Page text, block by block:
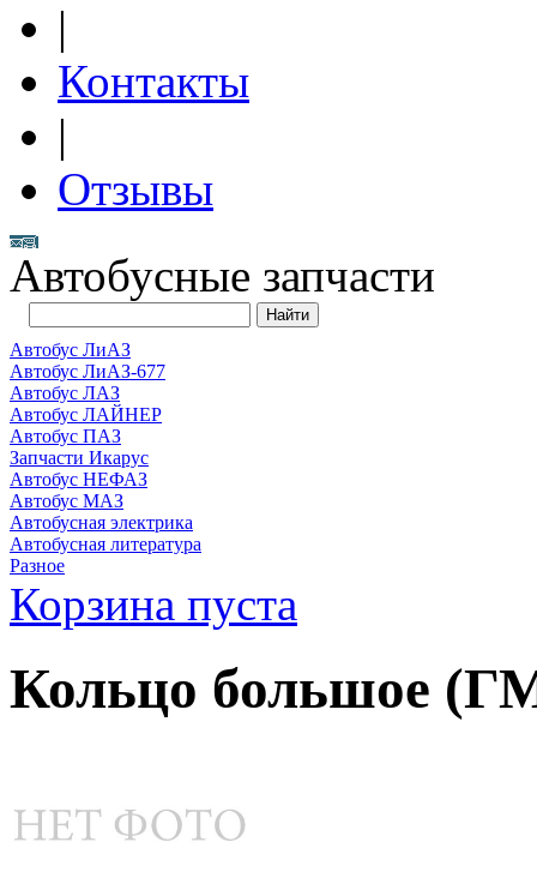
|
Контакты
|
Отзывы
Автобусные запчасти
Автобус ЛиАЗ
Автобус ЛиАЗ-677
Автобус ЛАЗ
Автобус ЛАЙНЕР
Автобус ПАЗ
Запчасти Икарус
Автобус НЕФАЗ
Автобус МАЗ
Автобусная электрика
Автобусная литература
Разное
Корзина пуста
Кольцо большое